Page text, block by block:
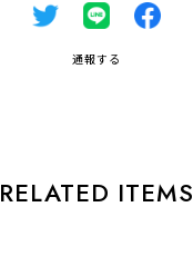
通報する
RELATED ITEMS